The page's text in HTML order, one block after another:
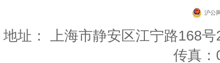
沪公
地址： 上海市静安区江宁路168
传真：